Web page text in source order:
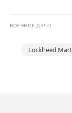
ВОЕННОЕ ДЕЛО
Lockheed